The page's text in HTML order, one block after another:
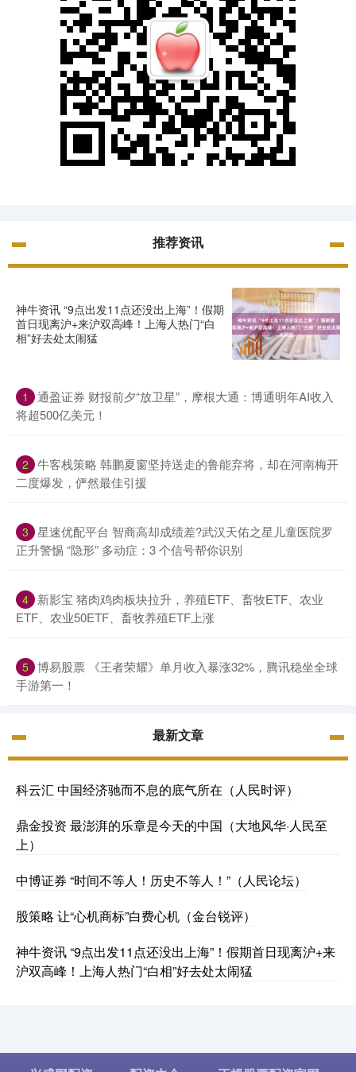
推荐资讯
神牛资讯 “9点出发11点还没出上海”！假期
首日现离沪+来沪双高峰！上海人热门“白
相”好去处太闹猛
1
通盈证券 财报前夕“放卫星”，摩根大通：博通明年AI收入
将超500亿美元！
2 牛客栈策略 韩鹏夏窗坚持送走的鲁能弃将，却在河南梅开
二度爆发，俨然最佳引援
3 星速优配平台 智商高却成绩差?武汉天佑之星儿童医院罗
正升警惕 “隐形” 多动症：3 个信号帮你识别
4 新影宝 猪肉鸡肉板块拉升，养殖ETF、畜牧ETF、农业
ETF、农业50ETF、畜牧养殖ETF上涨
5 博易股票 《王者荣耀》单月收入暴涨32%，腾讯稳坐全球
手游第一！
最新文章
科云汇 中国经济驰而不息的底气所在（人民时评）
鼎金投资 最澎湃的乐章是今天的中国（大地风华·人民至
上）
中博证券 “时间不等人！历史不等人！”（人民论坛）
股策略 让“心机商标”白费心机（金台锐评）
神牛资讯 “9点出发11点还没出上海”！假期首日现离沪+来
沪双高峰！上海人热门“白相”好去处太闹猛